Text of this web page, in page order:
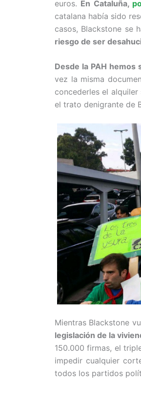
euros. En Cataluña,
catalana había sido
casos, Blackstone se
riesgo de ser
Desde la PAH
vez la misma
concederles el
el trato denigrante de
Mientras Blackstone
legislación de la
150.000 firmas, el
impedir cualquier
todos los partidos